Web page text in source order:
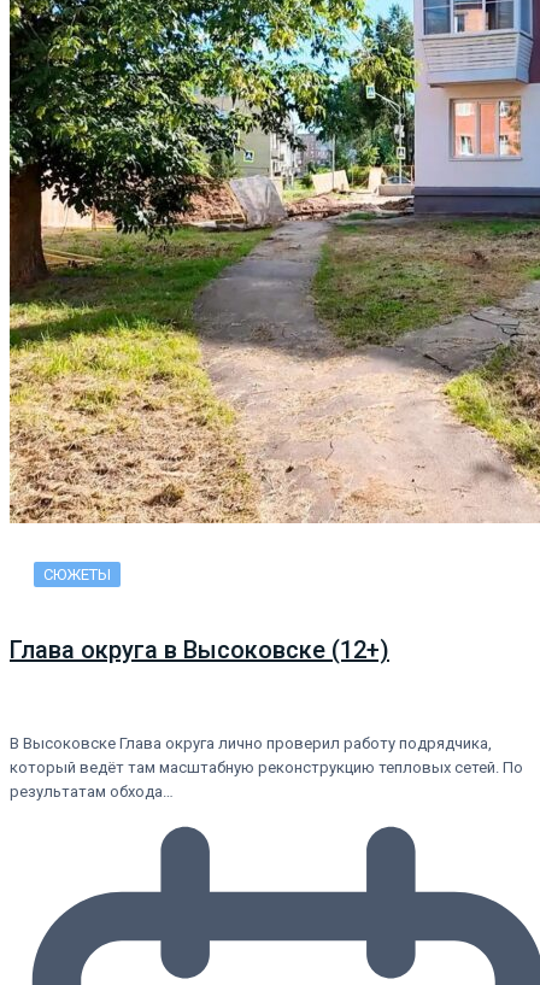
СЮЖЕТЫ
Глава округа в Высоковске (12+)
В Высоковске Глава округа лично проверил работу подрядчика,
который ведёт там масштабную реконструкцию тепловых сетей. По
результатам обхода…